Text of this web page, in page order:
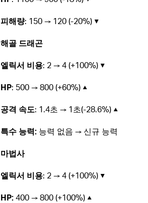
피해량: 150 → 120 (-20%) ▼
해골 드래곤
엘릭서 비용: 2 → 4 (+100%) ▼
HP: 500 → 800 (+60%) ▲
공격 속도: 1.4초 → 1초(-28.6%) ▲
특수 능력: 능력 없음 → 신규 능력
마법사
엘릭서 비용: 2 → 4 (+100%) ▼
HP:400 → 800 (+100%) ▲